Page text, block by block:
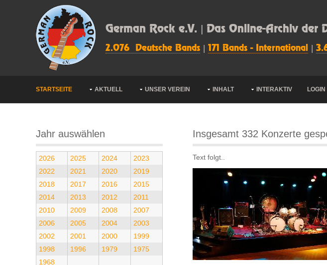
German Rock e.V. | Das Online-Archiv der
2.076 Deutsche Bands 171 Bands - International
STARTSEITE AKTUELL UNSER VEREIN INHALT INTERAKTIV LOGIN
Jahr auswählen
2026 2025 2024
2023
2022
2021 2020
2019
2018
2017 2016
2015
2014
2013 2012
2011
2010
2009 2008
2007
2006
2005 2004
2003
2002
2001 2000
1999
1998
1996 1979
1975
1968
Insgesamt 332 Konzerte
Text folgt..